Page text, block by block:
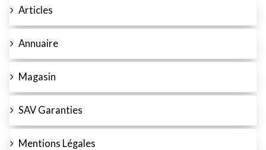
Articles
Annuaire
Magasin
SAV Garanties
Mentions Légales